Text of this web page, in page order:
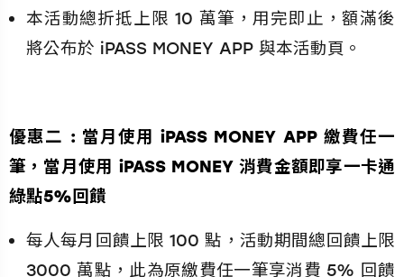
本活動總折抵上限 10 萬筆，用完即止，額滿後
將公布於 iPASS MONEY APP 與本活動頁。
優惠二 : 當月使用 iPASS MONEY APP 繳費任一
筆，當月使用 iPASS MONEY 消費金額即享一卡通
綠點5%回饋
每人每月回饋上限 100 點，活動期間總回饋上限
3000 萬點，此為原繳費任一筆享消費 5% 回饋